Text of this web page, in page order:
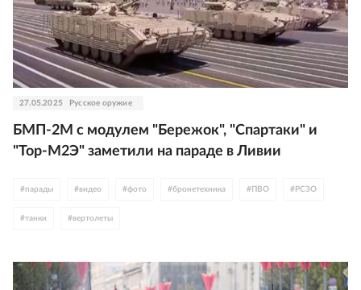
27.05.2025 Русское оружие
БМП-2М с модулем "Бережок", "Спартаки" и
"Тор-М2Э" заметили на параде в Ливии
#парады #видео #фото #бронетехника # ПВО # РСЗО
#танки #вертолеты